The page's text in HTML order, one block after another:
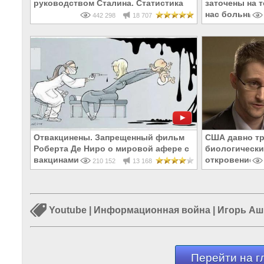
руководством Сталина. Статистика
442 298 18 707
заточены на
нас
Отвакцинены. Запрещенный фильм
Роберта Де Ниро о мировой афере с
вакцинами
210 152 13 168
США давно
откровение
Youtube Информационная война Игорь
Перейти на